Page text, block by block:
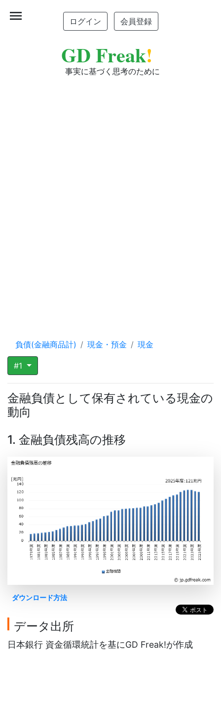
ログイン 会員登録
GD Freak!
事実に基づく思考のために
menu
負債(金融商品計) 現金・預金 現金
#1
金融負債として保有されている現金の
動向
1. 金融負債残高の推移
ダウンロード方法
データ出所
日本銀行 資金循環統計を基にGD Freak!が作成